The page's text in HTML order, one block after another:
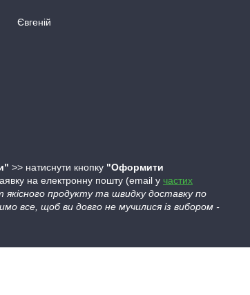
Євгеній
>> натиснути кнопку "Оформити
на електронну пошту (email у частих
продукту та швидку доставку по
все, щоб ви довго не мучилися із вибором -